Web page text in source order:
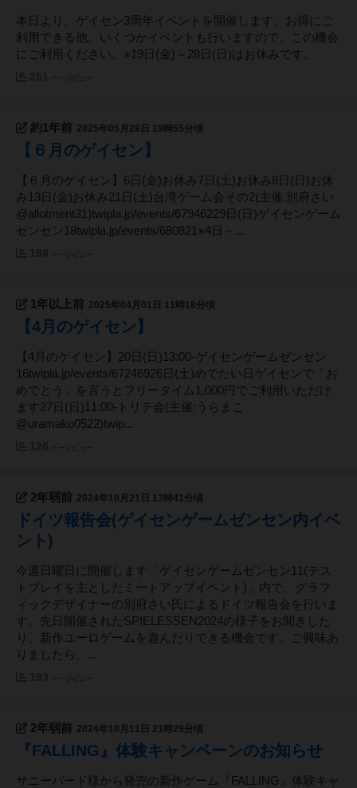
本日より、ゲイセン3周年イベントを開催します。お得にご
利用できる他、いくつかイベントも行いますので、この機会
にご利用ください。※19日(金)～28日(日)はお休みです。
約1年前 2025年05月28日 19時55分頃
【６月のゲイセン】
【６月のゲイセン】6日(金)お休み7日(土)お休み8日(日)お休
み13日(金)お休み21日(土)台湾ゲーム会その2(主催:別府さい
@allotment31)twipla.jp/events/67946229日(日)ゲイセンゲーム
ゼンセン18twipla.jp/events/680821※4日～...
1年以上前 2025年04月01日 11時18分頃
【4月のゲイセン】
【4月のゲイセン】20日(日)13:00-ゲイセンゲームゼンセン
16twipla.jp/events/67246926日(土)めでたい日ゲイセンで「お
めでとう」を言うとフリータイム1,000円でご利用いただけ
ます27日(日)11:00-トリテ会(主催:うらまこ
@uramako0522)twip...
2年弱前 2024年10月21日 13時41分頃
ドイツ報告会(ゲイセンゲームゼンセン内イベ
ント)
今週日曜日に開催します「ゲイセンゲームゼンセン11(テス
トプレイを主としたミートアップイベント)」内で、グラフ
ィックデザイナーの別府さい氏によるドイツ報告会を行いま
す。先日開催されたSPIELESSEN2024の様子をお聞きした
り、新作ユーロゲームを遊んだりできる機会です。ご興味あ
りましたら、...
2年弱前 2024年10月11日 21時29分頃
『FALLING』体験キャンペーンのお知らせ
サニーバード様から発売の新作ゲーム『FALLING』体験キャ